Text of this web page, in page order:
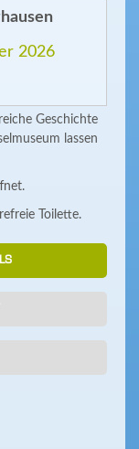
2026
Geschichte
lassen
Toilette.